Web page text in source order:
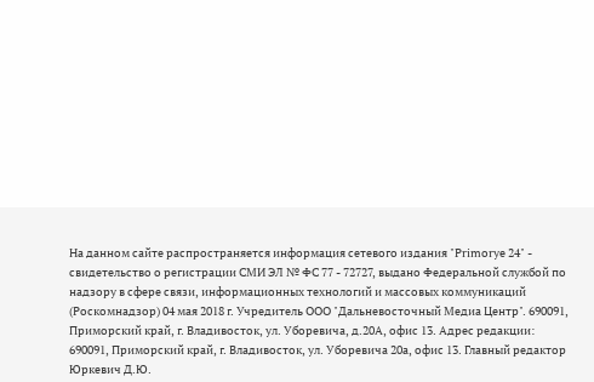
На данном сайте распространяется информация сетевого издания "Primorye 24" -
свидетельство о регистрации СМИ ЭЛ № ФС 77 - 72727, выдано Федеральной службой по
надзору в сфере связи, информационных технологий и массовых коммуникаций
(Роскомнадзор) 04 мая 2018 г. Учредитель ООО "Дальневосточный Медиа Центр". 690091,
Приморский край, г. Владивосток, ул. Уборевича, д.20А, офис 13. Адрес редакции:
690091, Приморский край, г. Владивосток, ул. Уборевича 20а, офис 13. Главный редактор
Юркевич Д.Ю.